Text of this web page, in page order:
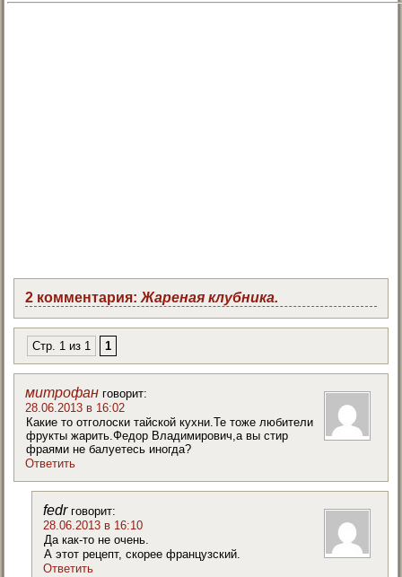
2 комментария:Жареная клубника.
Стр. 1 из 1 1
митрофан говорит:
28.06.2013 в 16:02
Какие то отголоски тайской кухни.Те тоже любители
фрукты жарить.Федор Владимирович,а вы стир
фраями не балуетесь иногда?
Ответить
fedr говорит:
28.06.2013 в 16:10
Да как-то не очень.
А этот рецепт, скорее французский.
Ответить